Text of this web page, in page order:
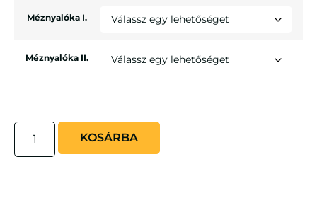
Méznyalóka I.
Méznyalóka II.
KOSÁRBA